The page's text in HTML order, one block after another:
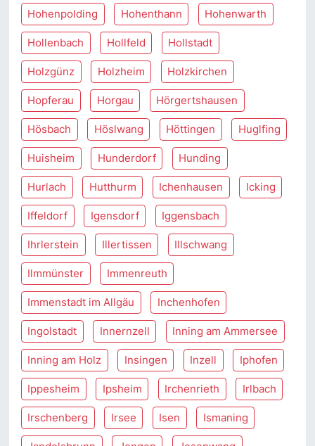
Hohenpolding Hohenthann Hohenwarth
Hollenbach Hollfeld Hollstadt
Holzgünz Holzheim Holzkirchen
Hopferau Horgau Hörgertshausen
Hösbach Höslwang Höttingen Huglfing
Huisheim Hunderdorf Hunding
Hurlach Hutthurm Ichenhausen Icking
Iffeldorf Igensdorf Iggensbach
Ihrlerstein Illertissen Illschwang
Ilmmünster Immenreuth
Immenstadt im Allgäu Inchenhofen
Ingolstadt Innernzell Inning am Ammersee
Inning am Holz Insingen Inzell Iphofen
Ippesheim Ipsheim Irchenrieth Irlbach
Irschenberg Irsee Isen Ismaning